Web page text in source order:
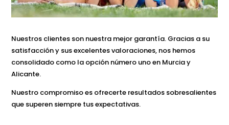
Nuestros clientes son nuestra mejor garantía. Gracias a su
satisfacción y sus excelentes valoraciones, nos hemos
consolidado como la opción número uno en Murcia y
Alicante.
Nuestro compromiso es ofrecerte resultados sobresalientes
que superen siempre tus expectativas.